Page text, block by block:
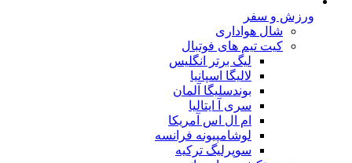
ورزش و سفر
شال هواداری
کیت تیم های فوتبال
لیگ برتر انگلیس
لالیگا اسپانیا
بوندسلیگا آلمان
سری آ ایتالیا
ام ال اس آمریکا
لوشامپیونه فرانسه
سوپرلیگ ترکیه